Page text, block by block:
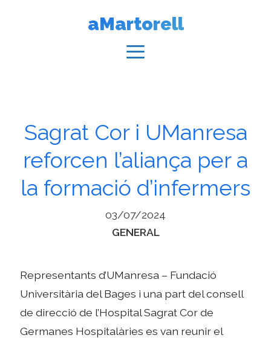
aMartorell
Sagrat Cor i UManresa
reforcen l’aliança per a
la formació d’infermers
03/07/2024
Categories
GENERAL
Representants d’UManresa – Fundació
Universitària del Bages i una part del consell
de direcció de l’Hospital Sagrat Cor de
Germanes Hospitalàries es van reunir el